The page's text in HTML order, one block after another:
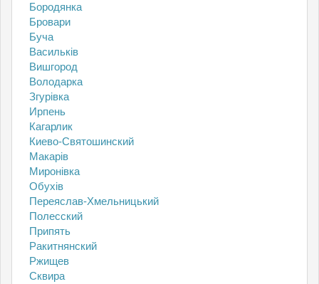
Бородянка
Бровари
Буча
Васильків
Вишгород
Володарка
Згурівка
Ирпень
Кагарлик
Киево-Святошинский
Макарів
Миронівка
Обухів
Переяслав-Хмельницький
Полесский
Припять
Ракитнянский
Ржищев
Сквира